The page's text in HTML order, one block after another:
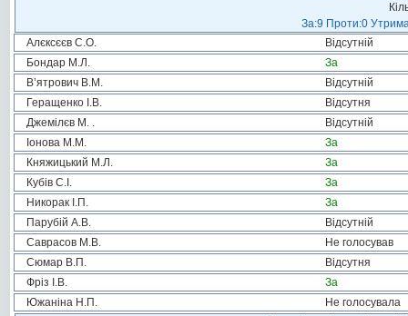
За:9 Проти:0
Алєксєєв С.О.
Відсутній
Бондар М.Л.
За
В’ятрович В.М.
Відсутній
Геращенко І.В.
Відсутня
Джемілєв М. .
Відсутній
Іонова М.М.
За
Княжицький М.Л.
За
Кубів С.І.
За
Никорак І.П.
За
Парубій А.В.
Відсутній
Саврасов М.В.
Не голосував
Сюмар В.П.
Відсутня
Фріз І.В.
За
Южаніна Н.П.
Не голосувала